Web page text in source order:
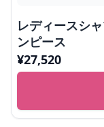
レディースシ
ンピース
¥27,520